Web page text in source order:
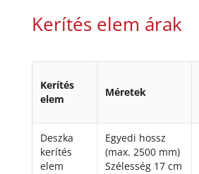
Kerítés elem árak
Kerítés
elem
Méretek
Deszka
kerítés
elem
Egyedi hossz
(max. 2500 mm)
Szélesség 17 cm